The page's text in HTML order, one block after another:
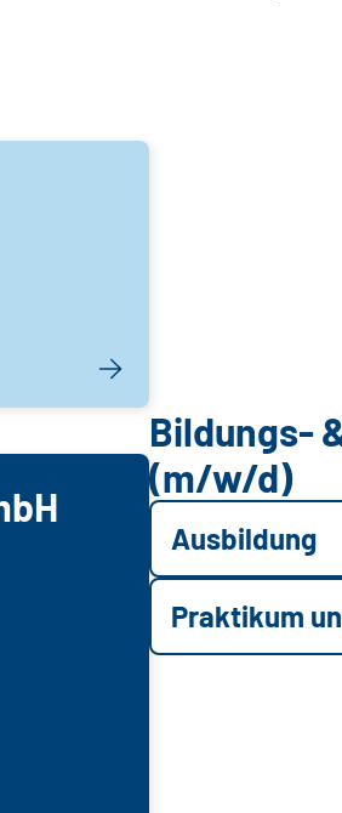
Bildungs-
(m/w/d)
Ausbildung
Praktikum